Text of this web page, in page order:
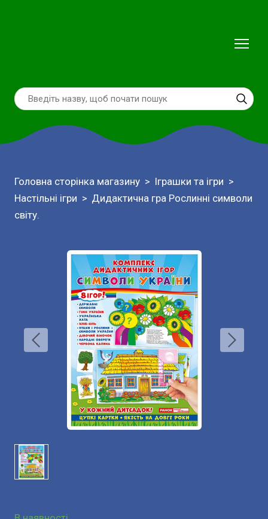
Головна сторінка магазину
Іграшки та ігри
Настільні ігри
Дидактична гра Рослинні символи
світу.